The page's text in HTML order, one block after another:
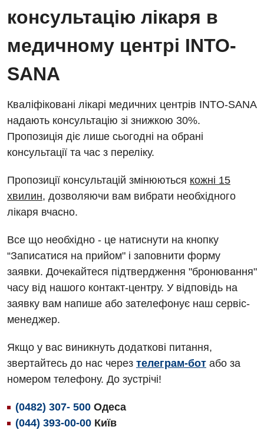
Відгуки
Відео
Інструментальна діагностика
Рентгенографія
УЗД
Для дорослих
Акушерство і гінекологія
Алергологія, імунологія
Андрологія
Безоплатні послуги
Гастроентерологія
Гематологія
Дієтологія
Ендокринологія
Кардіологія
Медична психологія
Національний скринінг здоров’я 40+
Українська
консультацію лікаря в
медичному центрі INTO-
SANA
Кваліфіковані лікарі медичних центрів INTO-SANA
надають консультацію зі знижкою 30%.
Пропозиція діє лише сьогодні на обрані
консультації та час з переліку.
Пропозиції консультацій змінюються кожні 15
хвилин, дозволяючи вам вибрати необхідного
лікаря вчасно.
Все що необхідно - це натиснути на кнопку
“Записатися на прийом" і заповнити форму
заявки. Дочекайтеся підтвердження "бронювання"
часу від нашого контакт-центру. У відповідь на
заявку вам напише або зателефонує наш сервіс-
менеджер.
Якщо у вас виникнуть додаткові питання,
звертайтесь до нас через телеграм-бот або за
номером телефону. До зустрічі!
(0482) 307- 500 Одеса
(044) 393-00-00 Київ